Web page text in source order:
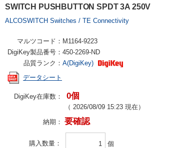
SWITCH PUSHBUTTON SPDT 3A 250V
ALCOSWITCH Switches / TE Connectivity
マルツコード： M1164-9223
DigiKey製品番号： 450-2269-ND
品質ランク： A(DigiKey)
データシート
DigiKey在庫数： 0個
（ 2026/08/09 15:23 現在）
納期： 要確認
購入数量 個